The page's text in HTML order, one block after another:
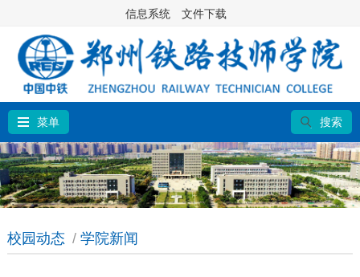
信息系统 文件下载
菜单 搜索
校园动态 / 学院新闻